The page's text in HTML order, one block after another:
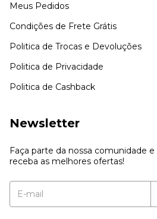
Meus Pedidos
Condições de Frete Grátis
Politica de Trocas e Devoluções
Politica de Privacidade
Politica de Cashback
Newsletter
Faça parte da nossa comunidade e
receba as melhores ofertas!